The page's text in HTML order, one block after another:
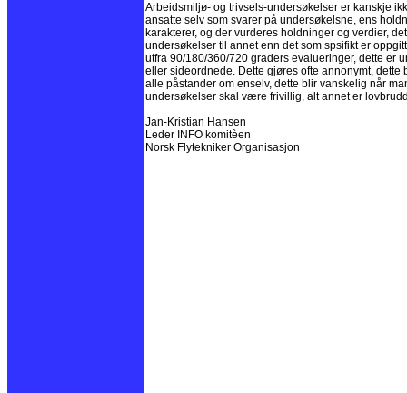
Arbeidsmiljø- og trivsels-undersøkelser er kanskje
ansatte selv som svarer på undersøkelsne, ens
karakterer, og der vurderes holdninger og verdier,
undersøkelser til annet enn det som spsifikt er
utfra 90/180/360/720 graders evalueringer, dette er
eller sideordnede. Dette gjøres ofte annonymt,
alle påstander om enselv, dette blir vanskelig når
undersøkelser skal være frivillig, alt annet er
Jan-Kristian Hansen
Leder INFO komitèen
Norsk Flytekniker Organisasjon